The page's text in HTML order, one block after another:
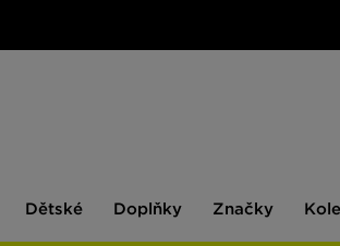
Dětské Doplňky Značky